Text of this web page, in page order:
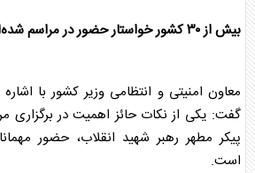
بیش از ۳۰ کشور خواستار حضور در مراسم شده‌اند
معاون امنیتی و انتظامی وزیر کشور با
گفت: یکی از نکات حائز اهمیت در برگزاری
پیکر مطهر رهبر شهید انقلاب، حضور
است.